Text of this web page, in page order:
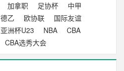
加拿职 足协杯
中甲
德乙 欧协联
国际友谊
亚洲杯U23 NBA
CBA
CBA选秀大会